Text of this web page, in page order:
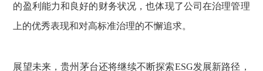
的盈利能力和良好的财务状况，也体现了公司在治理管理
上的优秀表现和对高标准治理的不懈追求。
展望未来，贵州茅台还将继续不断探索ESG发展新路径，